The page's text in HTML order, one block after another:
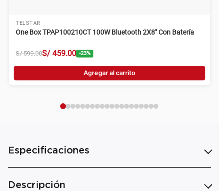
TELSTAR
One Box TPAP100210CT 100W Bluetooth 2X8" Con Batería
S/ 599.00S/ 459.00 -23%
Agregar al carrito
Especificaciones
Descripción